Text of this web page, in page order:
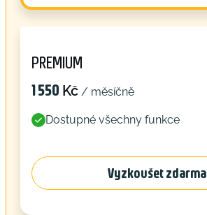
PREMIUM
1 550 Kč / měsíčně
 Dostupné všechny funkce
Vyzkoušet zdarma